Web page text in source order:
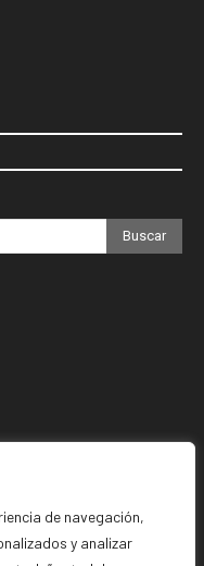
de navegación,
y analizar
Buscar